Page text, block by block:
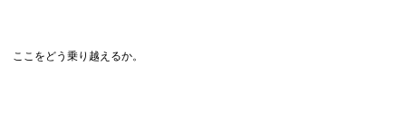
ここをどう乗り越えるか。